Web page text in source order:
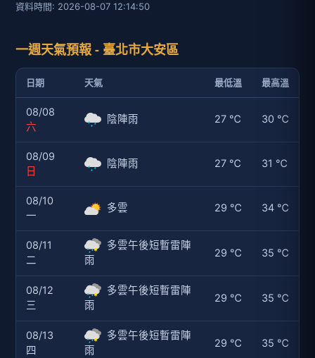
資料時間: 2026-08-07 12:14:50
一週天氣預報 - 臺北市大安區
日期 天氣 最低溫 最高溫
08/08
六
陰陣雨 27 ℃ 30 ℃
08/09
日
陰陣雨 27 ℃ 31 ℃
08/10
一
多雲 29 ℃ 34 ℃
08/11
二
多雲午後短暫雷陣
雨
29 ℃ 35 ℃
08/12
三
多雲午後短暫雷陣
雨
29 ℃ 35 ℃
08/13
四
多雲午後短暫雷陣
雨
29 ℃ 35 ℃